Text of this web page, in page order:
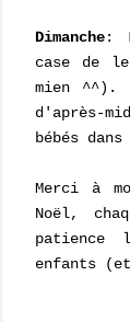
Dimanche:
case de
mien ^^).
d'après-
bébés
Merci à
Noël,
patience
enfants